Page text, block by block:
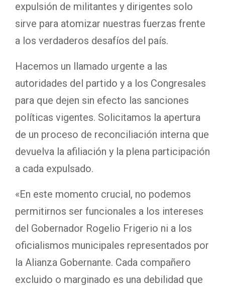
expulsión de militantes y dirigentes solo
sirve para atomizar nuestras fuerzas frente
a los verdaderos desafíos del país.
Hacemos un llamado urgente a las
autoridades del partido y a los Congresales
para que dejen sin efecto las sanciones
políticas vigentes. Solicitamos la apertura
de un proceso de reconciliación interna que
devuelva la afiliación y la plena participación
a cada expulsado.
«En este momento crucial, no podemos
permitirnos ser funcionales a los intereses
del Gobernador Rogelio Frigerio ni a los
oficialismos municipales representados por
la Alianza Gobernante. Cada compañero
excluido o marginado es una debilidad que